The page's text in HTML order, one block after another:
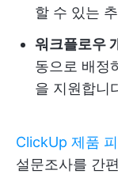
할 수 있는
워크플로우
동으로 배정
을 지원합니
ClickUp 제품
설문조사를 간